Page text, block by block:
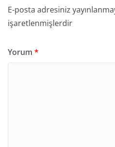
E-posta adresiniz
işaretlenmişlerdir
Yorum *